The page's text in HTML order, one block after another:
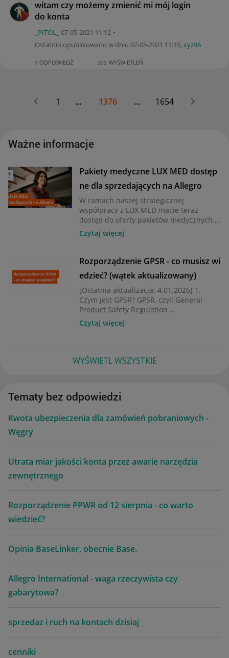
witam czy możemy zmienić mi mój login
do konta
_PITOL_ ‎07-05-2021 11:12
Ostatnio opublikowano w dniu ‎07-05-2021 11:15, xyz96
1 ODPOWIEDŹ 303 WYŚWIETLEŃ
1 … 1376 … 1654
Ważne informacje
Pakiety medyczne LUX MED dostęp
ne dla sprzedających na Allegro
W ramach naszej strategicznej
współpracy z LUX MED macie teraz
dostęp do oferty pakietów medycznych....
Czytaj więcej
Rozporządzenie GPSR - co musisz wi
edzieć? (wątek aktualizowany)
[Ostatnia aktualizacja: 4.01.2026] 1.
Czym jest GPSR? GPSR, czyli General
Product Safety Regulation ...
Czytaj więcej
WYŚWIETL WSZYSTKIE
Tematy bez odpowiedzi
Kwota ubezpieczenia dla zamówień pobraniowych -
Węgry
Utrata miar jakości konta przez awarie narzędzia
zewnętrznego
Rozporządzenie PPWR od 12 sierpnia - co warto
wiedzieć?
Opinia BaseLinker, obecnie Base.
Allegro International - waga rzeczywista czy
gabarytowa?
sprzedaz i ruch na kontach dzisiaj
cenniki